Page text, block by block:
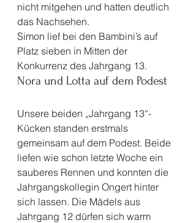
nicht mitgehen und hatten deutlich
das Nachsehen.
Simon lief bei den Bambini’s auf
Platz sieben in Mitten der
Konkurrenz des Jahrgang 13.
Nora und Lotta auf dem Podest
Unsere beiden „Jahrgang 13“-
Kücken standen erstmals
gemeinsam auf dem Podest. Beide
liefen wie schon letzte Woche ein
sauberes Rennen und konnten die
Jahrgangskollegin Ongert hinter
sich lassen. Die Mädels aus
Jahrgang 12 dürfen sich warm